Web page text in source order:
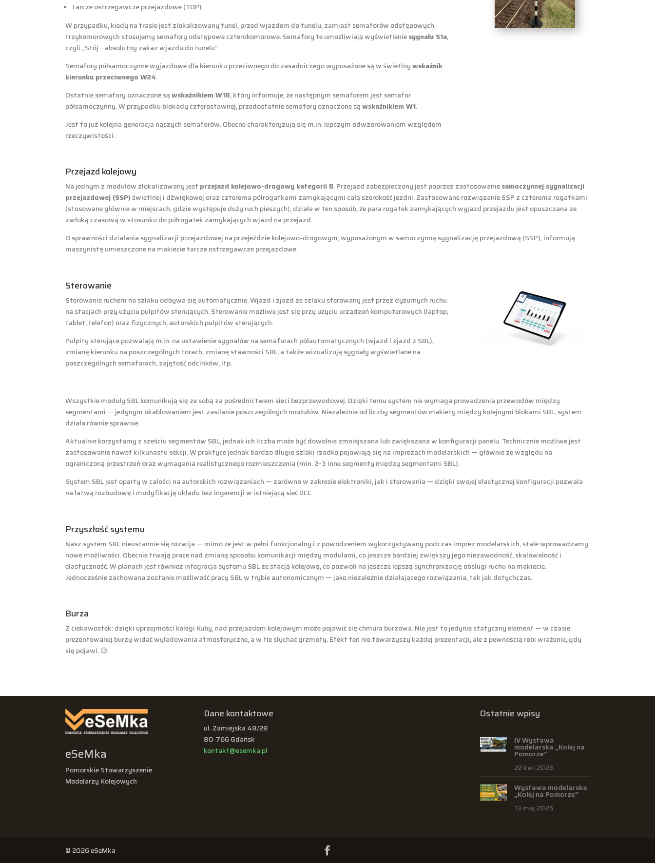
tarcze ostrzegawcze przejazdowe (TOP).
W przypadku, kiedy na trasie jest zlokalizowany tunel, przed wjazdem do tunelu, zamiast semaforów odstępowych
trzykomorowych stosujemy semafory odstępowe czterokomorowe. Semafory te umożliwiają wyświetleniesygnału S1a,
czyli „Stój – absolutny zakaz wjazdu do tunelu”.
Semafory półsamoczynne wyjazdowe dla kierunku przeciwnego do zasadniczego wyposażone są w świetlnywskaźnik
kierunku przeciwnego W24.
Ostatnie semafory oznaczone sąwskaźnikiem W18, który informuje, że następnym semaforem jest semafor
półsamoczynny. W przypadku blokady czterostawnej, przedostatnie semafory oznaczone sąwskaźnikiem W1.
Jest to już kolejna generacja naszych semaforów. Obecne charakteryzują się m.in. lepszym odwzorowaniem względem
rzeczywistości.
Przejazd kolejowy
Na jednym z modułów zlokalizowany jest przejazd kolejowo-drogowy kategorii B. Przejazd zabezpieczony jest poprzez zastosowaniesamoczynnej sygnalizacji
przejazdowej (SSP)świetlnej i dźwiękowej oraz czterema półrogatkami zamykającymi całą szerokość jezdni. Zastosowane rozwiązanie SSP z czterema rogatkami
(stosowane głównie w miejscach, gdzie występuje duży ruch pieszych), działa w ten sposób, że para rogatek zamykających wyjazd przejazdu jest opuszczana ze
zwłoką czasową w stosunku do półrogatek zamykających wjazd na przejazd.
O sprawności działania sygnalizacji przejazdowej na przejeździe kolejowo-drogowym, wyposażonym w samoczynną sygnalizację przejazdową (SSP), informują
maszynistę umieszczone na makiecie tarcze ostrzegawcze przejazdowe.
Sterowanie
Sterowanie ruchem na szlaku odbywa się automatycznie. Wjazd i zjazd ze szlaku sterowany jest przez dyżurnych ruchu
na stacjach przy użyciu pulpitów sterujących. Sterowanie możliwe jest się przy użyciu urządzeń komputerowych (laptop,
tablet, telefon) oraz fizycznych, autorskich pulpitów sterujących.
Pulpity sterujące pozwalają m.in. na ustawienie sygnałów na semaforach półautomatycznych (wjazd i zjazd z SBL),
zmianę kierunku na poszczególnych torach, zmianę stawności SBL, a także wizualizują sygnały wyświetlane na
poszczególnych semaforach, zajętość odcinków, itp.
Wszystkie moduły SBL komunikują się ze sobą za pośrednictwem sieci bezprzewodowej. Dzięki temu system nie wymaga prowadzenia przewodów między
segmentami — jedynym okablowaniem jest zasilanie poszczególnych modułów. Niezależnie od liczby segmentów makiety między kolejnymi blokami SBL, system
działa równie sprawnie.
Aktualnie korzystamy z sześciu segmentów SBL, jednak ich liczba może być dowolnie zmniejszana lub zwiększana w konfiguracji panelu. Technicznie możliwe jest
zastosowanie nawet kilkunastu sekcji. W praktyce jednak bardzo długie szlaki rzadko pojawiają się na imprezach modelarskich — głównie ze względu na
ograniczoną przestrzeń oraz wymagania realistycznego rozmieszczenia (min. 2–3 inne segmenty między segmentami SBL).
System SBL jest oparty w całości na autorskich rozwiązaniach — zarówno w zakresie elektroniki, jak i sterowania — dzięki swojej elastycznej konfiguracji pozwala
na łatwą rozbudowę i modyfikację układu bez ingerencji w istniejącą sieć DCC.
Przyszłość systemu
Nasz system SBL nieustannie się rozwija — mimo że jest w pełni funkcjonalny i z powodzeniem wykorzystywany podczas imprez modelarskich, stale wprowadzamy
nowe możliwości. Obecnie trwają prace nad zmianą sposobu komunikacji między modułami, co jeszcze bardziej zwiększy jego niezawodność, skalowalność i
elastyczność. W planach jest również integracja systemu SBL ze stacją kolejową, co pozwoli na jeszcze lepszą synchronizację obsługi ruchu na makiecie.
Jednocześnie zachowana zostanie możliwość pracy SBL w trybie autonomicznym — jako niezależnie działającego rozwiązania, tak jak dotychczas.
Burza
Z ciekawostek: dzięki uprzejmości kolegi Kuby, nad przejazdem kolejowym może pojawić się chmura burzowa. Nie jest to jedynie statyczny element — w czasie
prezentowanej burzy widać wyładowania atmosferyczne, a w tle słychać grzmoty. Efekt ten nie towarzyszy każdej prezentacji, ale z pewnością robi wrażenie, gdy
się pojawi. 😉
eSeMka
Pomorskie Stowarzyszenie
Modelarzy Kolejowych
Dane kontaktowe
ul. Zamiejska 48/28
80-766 Gdańsk
kontakt@esemka.pl
Ostatnie wpisy
IV Wystawa
modelarska „Kolej na
Pomorze”
22 kwi 2026
Wystawa modelarska
„Kolej na Pomorze”
13 maj 2025
© 2026 eSeMka